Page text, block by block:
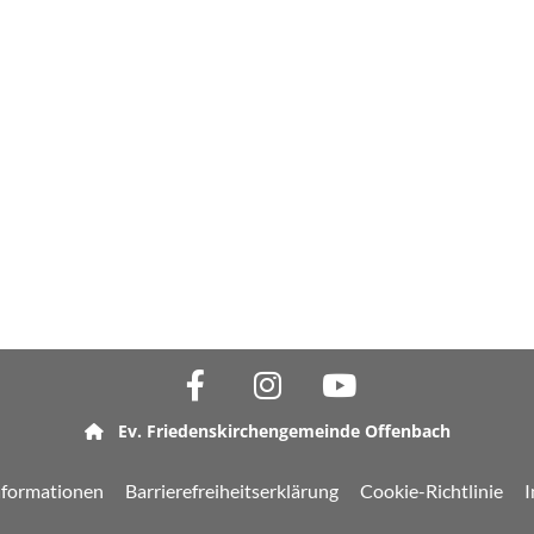
Ev. Friedenskirchengemeinde Offenbach
Barrierefreiheitserklärung Cookie-Richtlinie